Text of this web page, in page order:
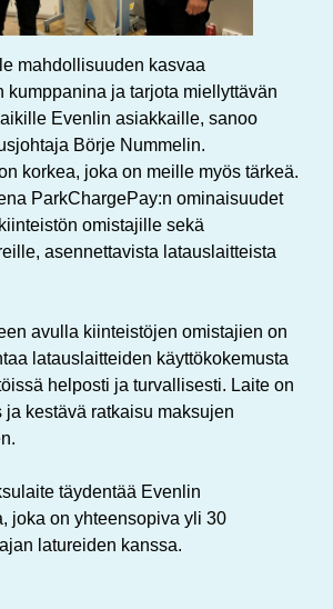
hyödyntämisen
mahdollisuuden kasvaa
kumppanina ja tarjota miellyttävän
Evenlin asiakkaille, sanoo
Börje Nummelin.
korkea, joka on meille myös tärkeä.
ParkChargePay:n ominaisuudet
omistajille sekä
asennettavista latauslaitteista
avulla kiinteistöjen omistajien on
latauslaitteiden käyttökokemusta
helposti ja turvallisesti. Laite on
kestävä ratkaisu maksujen
täydentää Evenlin
joka on yhteensopiva yli 30
latureiden kanssa.